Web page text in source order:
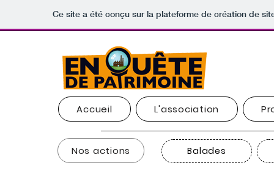
Ce site a été conçu sur la plateforme de création de
Accueil L'association
Nos actions Balades